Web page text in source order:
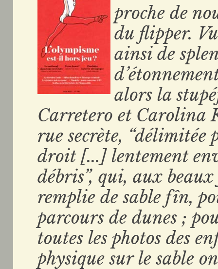
proche de
du flipper.
ainsi de
alors la
Carretero et Carolina
rue secrète,
droit [...] lentement
débris”, qui, aux
remplie de sable fîn,
parcours de dunes ;
toutes les photos des
physique sur le sable